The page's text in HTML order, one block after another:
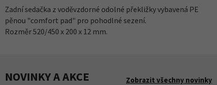
Zadní sedačka z voděvzdorné odolné překližky vybavená PE
pěnou "comfort pad" pro pohodlné sezení.
Rozměr 520/450 x 200 x 12 mm.
NOVINKY A AKCE Zobrazit všechny novinky